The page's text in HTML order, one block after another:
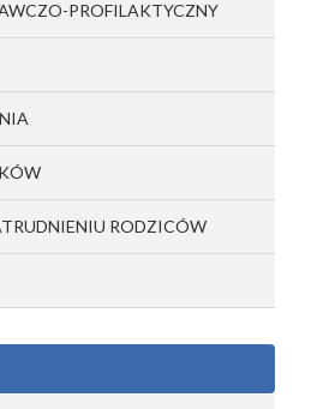
PROFILAKTYCZNY
RODZICÓW